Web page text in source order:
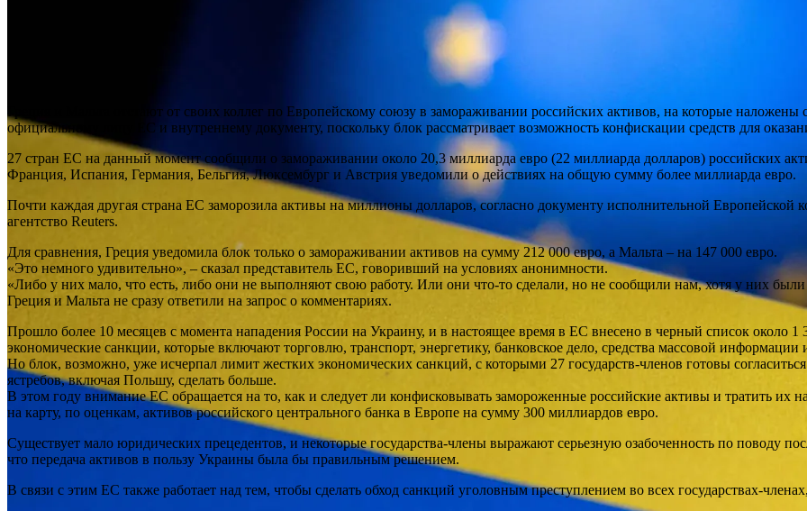
Греция и Мальта отстают от своих коллег по Европейскому союзу в замораживании российских активов, на которые
официальному лицу ЕС и внутреннему документу, поскольку блок рассматривает возможность конфискации средств для
27 стран ЕС на данный момент сообщили о замораживании около 20,3 миллиарда евро (22 миллиарда долларов) российских
Франция, Испания, Германия, Бельгия, Люксембург и Австрия уведомили о действиях на общую сумму более миллиарда евро.
Почти каждая другая страна ЕС заморозила активы на миллионы долларов, согласно документу исполнительной
агентство Reuters.
Для сравнения, Греция уведомила блок только о замораживании активов на сумму 212 000 евро, а Мальта – на 147 000 евро.
«Это немного удивительно», – сказал представитель ЕС, говоривший на условиях анонимности.
«Либо у них мало, что есть, либо они не выполняют свою работу. Или они что-то сделали, но не сообщили нам, хотя у них
Греция и Мальта не сразу ответили на запрос о комментариях.
Прошло более 10 месяцев с момента нападения России на Украину, и в настоящее время в ЕС внесено в черный список около
экономические санкции, которые включают торговлю, транспорт, энергетику, банковское дело, средства массовой
Но блок, возможно, уже исчерпал лимит жестких экономических санкций, с которыми 27 государств-членов готовы
ястребов, включая Польшу, сделать больше.
В этом году внимание ЕС обращается на то, как и следует ли конфисковывать замороженные российские активы и тратить их
на карту, по оценкам, активов российского центрального банка в Европе на сумму 300 миллиардов евро.
Существует мало юридических прецедентов, и некоторые государства-члены выражают серьезную озабоченность по поводу
что передача активов в пользу Украины была бы правильным решением.
В связи с этим ЕС также работает над тем, чтобы сделать обход санкций уголовным преступлением во всех государствах-